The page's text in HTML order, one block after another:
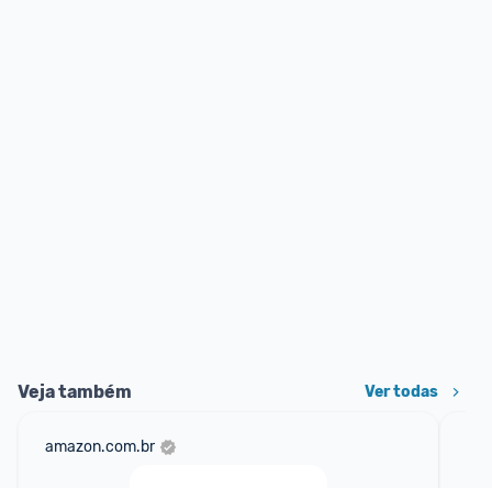
Veja também Ver todas
amazon.com.br